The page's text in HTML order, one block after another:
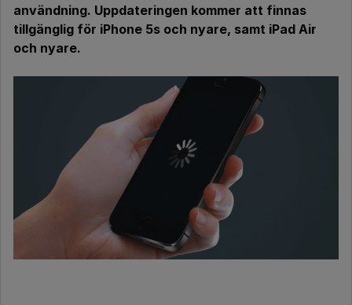
användning. Uppdateringen kommer att finnas
tillgänglig för iPhone 5s och nyare, samt iPad Air
och nyare.